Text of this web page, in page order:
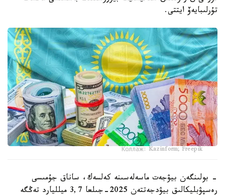
تۇرلىبايەۆ ايتتى.
Коллаж: Kazinform; Freepik
- بولىنگەن بيۋجەت ماسەلەسىنە كەلسەك، ساناق جۇمىسى
رەسپۋبليكالىق بيۋدجەتتەن 2025-جىلعا 3,7 ميلليارد تەڭگە